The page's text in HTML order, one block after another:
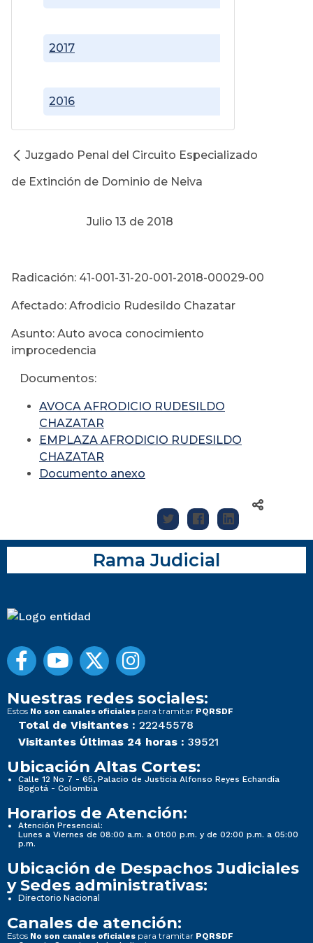
2016
2017
Juzgado Penal del Circuito Especializado
de Extinción de Dominio de Neiva
Julio 13 de 2018
Radicación: 41-001-31-20-001-2018-00029-00
Afectado: Afrodicio Rudesildo Chazatar
Asunto: Auto avoca conocimiento
improcedencia
Documentos:
AVOCA AFRODICIO RUDESILDO
CHAZATAR
EMPLAZA AFRODICIO RUDESILDO
CHAZATAR
Documento anexo
Rama Judicial
Nuestras redes sociales:
Estos No son canales oficiales para tramitar PQRSDF
Total de Visitantes : 22245578
Visitantes Últimas 24 horas : 39521
Ubicación Altas Cortes:
Calle 12 No 7 - 65, Palacio de Justicia Alfonso Reyes Echandía
Bogotá - Colombia
Horarios de Atención:
Atención Presencial:
Lunes a Viernes de 08:00 a.m. a 01:00 p.m. y de 02:00 p.m. a 05:00
p.m.
Ubicación de Despachos Judiciales
y Sedes administrativas:
Directorio Nacional
Canales de atención:
Estos No son canales oficiales para tramitar PQRSDF